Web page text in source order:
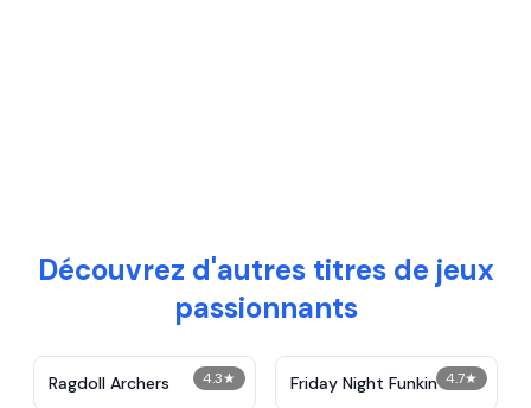
Découvrez d'autres titres de jeux
passionnants
4.3★
Ragdoll Archers 4.7★
Friday Night Funkin